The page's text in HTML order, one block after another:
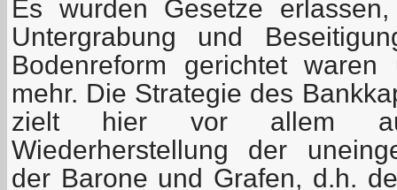
Es wurden Gesetze
Untergrabung und
Bodenreform gerichtet
mehr. Die Strategie des
zielt hier vor allem
Wiederherstellung der
der Barone und Grafen, d.h.